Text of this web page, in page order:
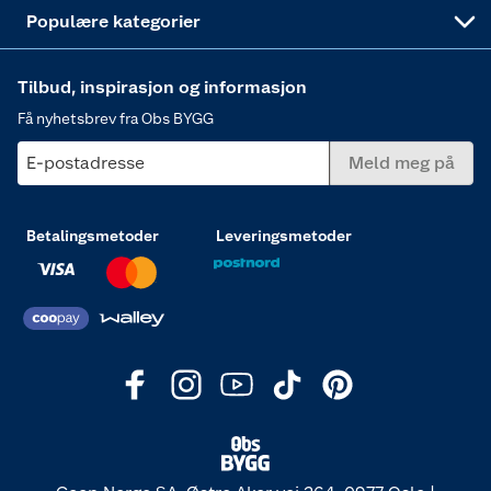
Populære kategorier
Tilbud, inspirasjon og informasjon
Få nyhetsbrev fra Obs BYGG
E-postadresse Meld meg på
Betalingsmetoder Leveringsmetoder